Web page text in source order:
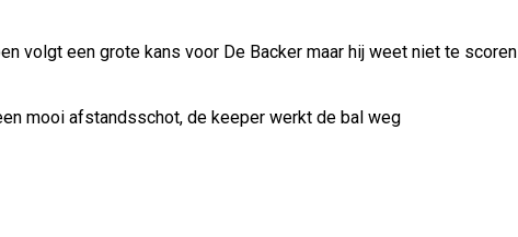
volgt een grote kans voor De Backer maar hij weet niet te scoren
mooi afstandsschot, de keeper werkt de bal weg